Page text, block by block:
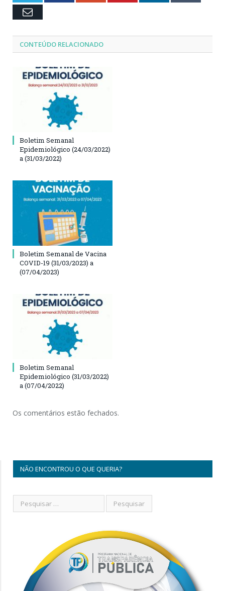
Email
CONTEÚDO RELACIONADO
Boletim Semanal
Epidemiológico (24/03/2022)
a (31/03/2022)
Boletim Semanal de Vacina
COVID-19 (31/03/2023) a
(07/04/2023)
Boletim Semanal
Epidemiológico (31/03/2022)
a (07/04/2022)
Os comentários estão fechados.
NÃO ENCONTROU O QUE QUERIA?